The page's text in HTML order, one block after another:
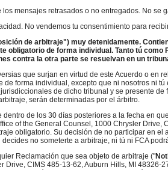
mensajes retrasados ​​o no entregados. No se
No vendemos tu consentimiento para
de arbitraje") muy detenidamente.
de forma individual. Tanto tú
contra la otra parte se resuelvan en un
que surjan en virtud de este Acuerdo o en
forma individual, excepto que ni nosotros ni
de dicho tribunal y se presente
serán determinadas por el árbitro.
de los 30 días posteriores a la fecha en
of the General Counsel, 1000 Chrysler
obligatorio. Su decisión de no participar en
no someterte a arbitraje, ni tú ni FCA
Reclamación que sea objeto de arbitraje ("
CIMS 485-13-62, Auburn Hills, MI